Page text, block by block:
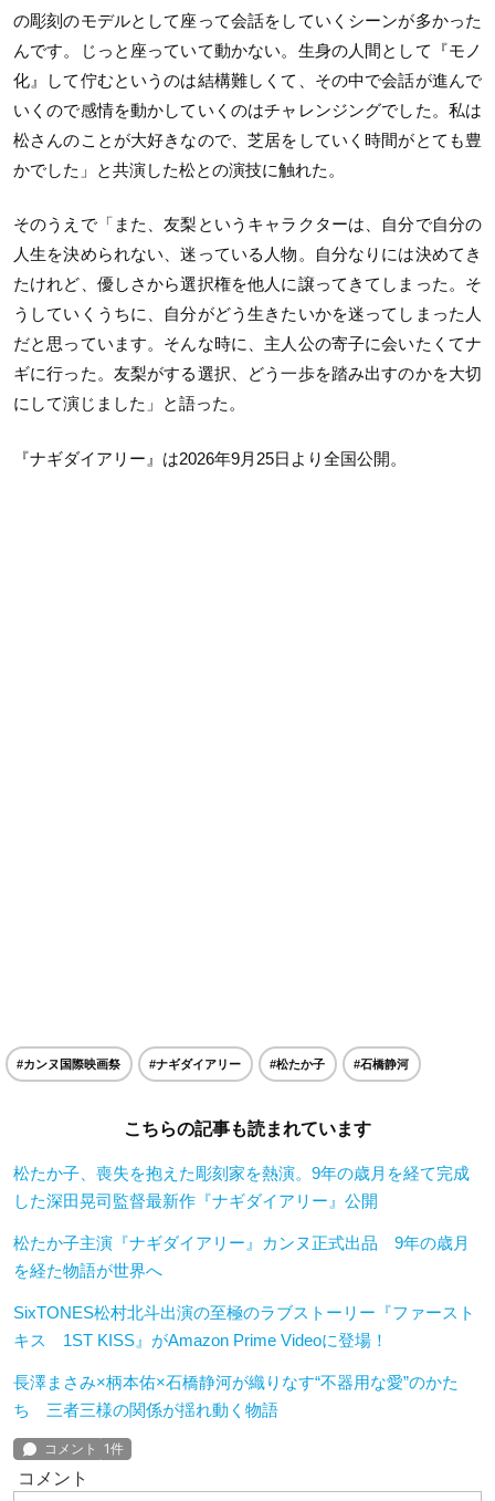
の彫刻のモデルとして座って会話をしていくシーンが多かった
んです。じっと座っていて動かない。生身の人間として『モノ
化』して佇むというのは結構難しくて、その中で会話が進んで
いくので感情を動かしていくのはチャレンジングでした。私は
松さんのことが大好きなので、芝居をしていく時間がとても豊
かでした」と共演した松との演技に触れた。
そのうえで「また、友梨というキャラクターは、自分で自分の
人生を決められない、迷っている人物。自分なりには決めてき
たけれど、優しさから選択権を他人に譲ってきてしまった。そ
うしていくうちに、自分がどう生きたいかを迷ってしまった人
だと思っています。そんな時に、主人公の寄子に会いたくてナ
ギに行った。友梨がする選択、どう一歩を踏み出すのかを大切
にして演じました」と語った。
『ナギダイアリー』は2026年9月25日より全国公開。
#カンヌ国際映画祭 #ナギダイアリー #松たか子 #石橋静河
こちらの記事も読まれています
松たか子、喪失を抱えた彫刻家を熱演。9年の歳月を経て完成
した深田晃司監督最新作『ナギダイアリー』公開
松たか子主演『ナギダイアリー』カンヌ正式出品 9年の歳月
を経た物語が世界へ
SixTONES松村北斗出演の至極のラブストーリー『ファースト
キス 1ST KISS』がAmazon Prime Videoに登場！
長澤まさみ×柄本佑×石橋静河が織りなす“不器用な愛”のかた
ち 三者三様の関係が揺れ動く物語